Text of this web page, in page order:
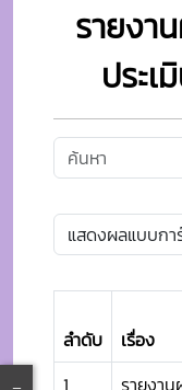
รายงา
ประ
ลำดับ เรื่อง
1
รายงา